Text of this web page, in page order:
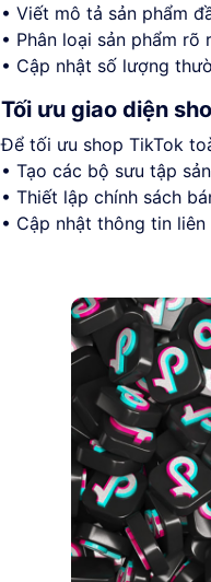
• Viết mô tả sản phẩm
• Phân loại sản phẩm rõ
• Cập nhật số lượng
Tối ưu giao diện
Để tối ưu shop TikTok
• Tạo các bộ sưu tập
• Thiết lập chính sách
• Cập nhật thông tin